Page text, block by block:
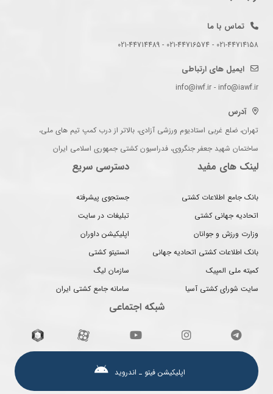
تماس با ما
021-44714158 - 021-44716574 - 021-44714489
ایمیل های ارتباطی
info@iwf.ir - info@iawf.ir
آدرس
تهران، ضلع غربی استادیوم ورزشی آزادی، بالاتر از درب کمپ تیم های ملی،
ساختمان شهید جعفر جنگروی، فدراسیون کشتی جمهوری اسلامی ایران
لینک های مفید
بانک جامع اطلاعات کشتی
اتحادیه جهانی کشتی
وزارت ورزش و جوانان
بانک اطلاعات کشتی اتحادیه جهانی
کمیته ملی المپیک
سایت شورای کشتی آسیا
دسترسی سریع
جستجوی پیشرفته
تبلیغات در سایت
اپلیکیشن داوران
انستیتو کشتی
سازمان لیگ
سامانه جامع کشتی ایران
شبکه اجتماعی
اپلیکیشن فیتو ـ اندروید